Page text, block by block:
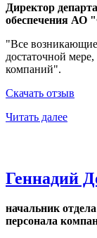
Директор
обеспечения АО
"Все
достаточной
компаний".
Скачать отзыв
Читать далее
Геннадий
начальник
персонала